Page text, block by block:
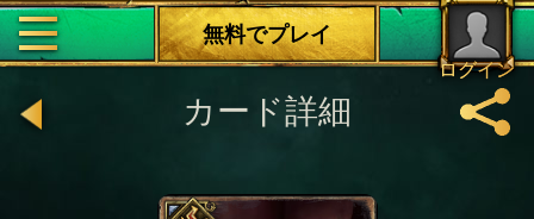
ログイン
無料でプレイ
カード詳細